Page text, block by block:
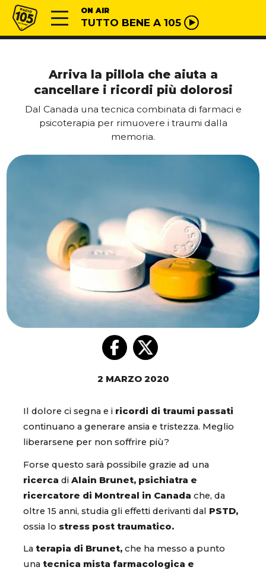
Vai al contenuto
Radio 105 ON AIR
TUTTO BENE A 105
Arriva la pillola che aiuta a
cancellare i ricordi più dolorosi
Dal Canada una tecnica combinata di farmaci e
psicoterapia per rimuovere i traumi dalla
memoria.
2 MARZO 2020
Il dolore ci segna e i ricordi di traumi passati
continuano a generare ansia e tristezza. Meglio
liberarsene per non soffrire più?
Forse questo sarà possibile grazie ad una
ricerca di Alain Brunet, psichiatra e
ricercatore di Montreal in Canada che, da
oltre 15 anni, studia gli effetti derivanti dal PSTD,
ossia lo stress post traumatico.
La terapia di Brunet, che ha messo a punto
una tecnica mista farmacologica e